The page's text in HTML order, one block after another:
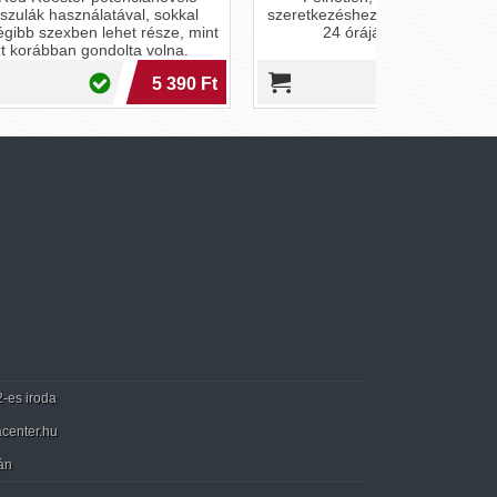
mint
Ft
szeretkezéshez segíthet hozzá a nap
24 órájában bármikor
23 990 Ft
es iroda